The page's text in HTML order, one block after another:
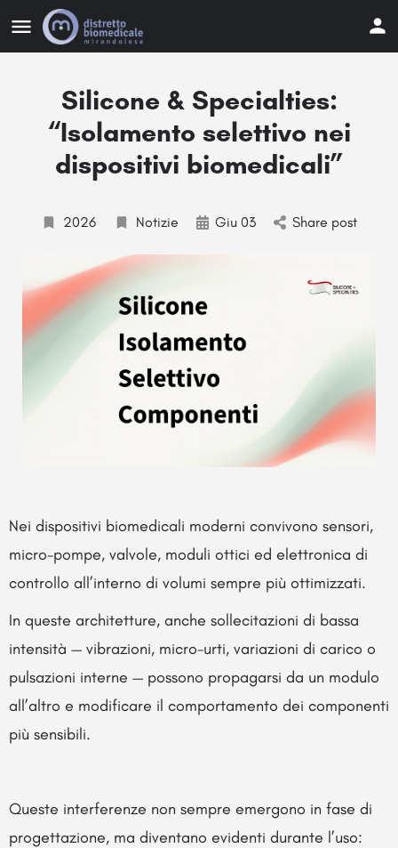
Silicone & Specialties:
“Isolamento selettivo nei
dispositivi biomedicali”
2026 Notizie Giu 03 Share post
Nei dispositivi biomedicali moderni convivono sensori,
micro-pompe, valvole, moduli ottici ed elettronica di
controllo all’interno di volumi sempre più ottimizzati.
In queste architetture, anche sollecitazioni di bassa
intensità — vibrazioni, micro-urti, variazioni di carico o
pulsazioni interne — possono propagarsi da un modulo
all’altro e modificare il comportamento dei componenti
più sensibili.
Queste interferenze non sempre emergono in fase di
progettazione, ma diventano evidenti durante l’uso: